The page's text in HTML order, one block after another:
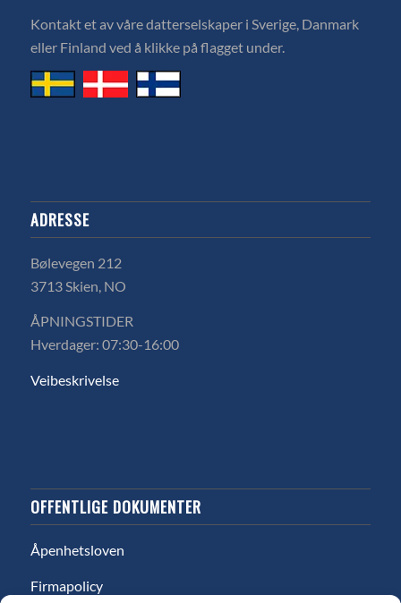
Kontakt et av våre datterselskaper i Sverige, Danmark
eller Finland ved å klikke på flagget under.
ADRESSE
Bølevegen 212
3713 Skien, NO
ÅPNINGSTIDER
Hverdager: 07:30-16:00
Veibeskrivelse
OFFENTLIGE DOKUMENTER
Åpenhetsloven
Firmapolicy